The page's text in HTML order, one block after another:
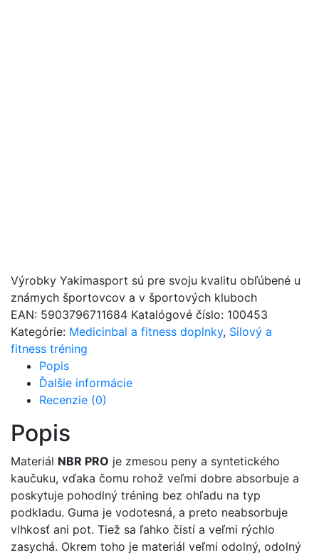
Výrobky Yakimasport sú pre svoju kvalitu obľúbené u
známych športovcov a v športových kluboch
EAN: 5903796711684 Katalógové číslo: 100453
Kategórie: Medicinbal a fitness doplnky, Silový a
fitness tréning
Popis
Ďalšie informácie
Recenzie (0)
Popis
Materiál NBR PRO je zmesou peny a syntetického
kaučuku, vďaka čomu rohož veľmi dobre absorbuje a
poskytuje pohodlný tréning bez ohľadu na typ
podkladu. Guma je vodotesná, a preto neabsorbuje
vlhkosť ani pot. Tiež sa ľahko čistí a veľmi rýchlo
zasychá. Okrem toho je materiál veľmi odolný, odolný